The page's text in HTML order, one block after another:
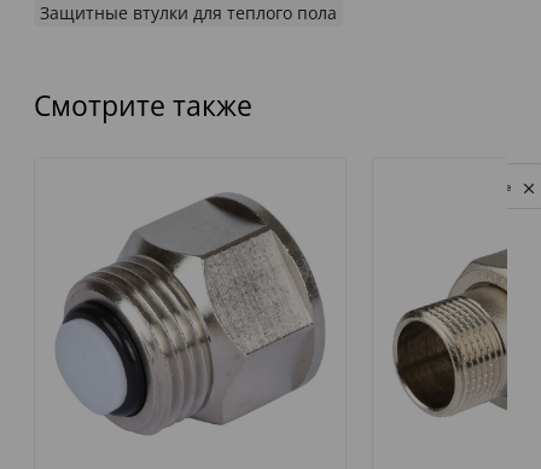
Защитные втулки для теплого пола
Смотрите также
Privacy notice